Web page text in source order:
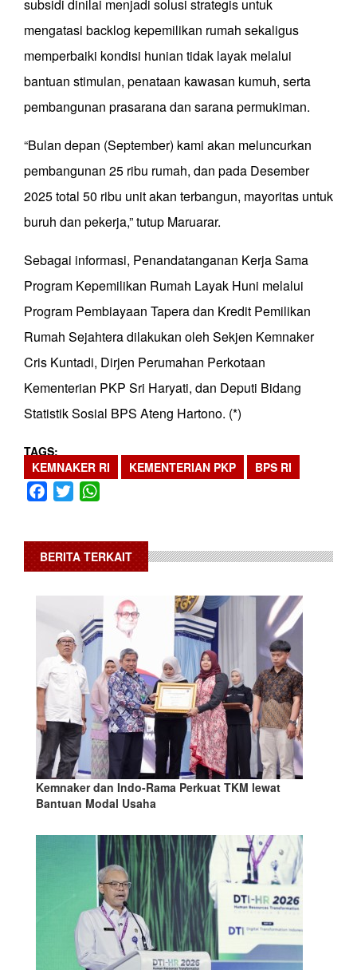
subsidi dinilai menjadi solusi strategis untuk
mengatasi backlog kepemilikan rumah sekaligus
memperbaiki kondisi hunian tidak layak melalui
bantuan stimulan, penataan kawasan kumuh, serta
pembangunan prasarana dan sarana permukiman.
“Bulan depan (September) kami akan meluncurkan
pembangunan 25 ribu rumah, dan pada Desember
2025 total 50 ribu unit akan terbangun, mayoritas untuk
buruh dan pekerja,” tutup Maruarar.
Sebagai informasi, Penandatanganan Kerja Sama
Program Kepemilikan Rumah Layak Huni melalui
Program Pembiayaan Tapera dan Kredit Pemilikan
Rumah Sejahtera dilakukan oleh Sekjen Kemnaker
Cris Kuntadi, Dirjen Perumahan Perkotaan
Kementerian PKP Sri Haryati, dan Deputi Bidang
Statistik Sosial BPS Ateng Hartono. (*)
TAGS
KEMNAKER RI
KEMENTERIAN PKP BPS RI
Facebook
Twitter
BERITA TERKAIT
Kemnaker dan Indo-Rama Perkuat TKM lewat
Bantuan Modal Usaha